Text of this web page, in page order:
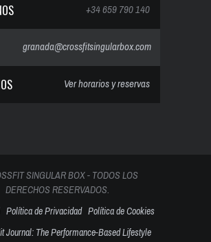
+34 659 790 140
granada@crossfitsingularbox.com
Ver horarios y reservas
SINGULAR BOX - TODOS LOS
DERECHOS RESERVADOS.
Política de Privacidad Política de Cookies